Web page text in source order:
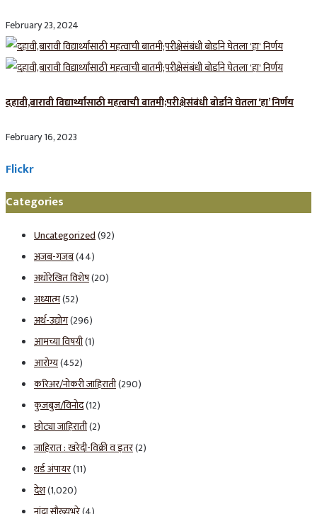
February 23, 2024
दहावी,बारावी विद्यार्थ्यांसाठी महत्वाची बातमी;परीक्षेसंबंधी बोर्डाने घेतला ‘हा’ निर्णय
February 16, 2023
Flickr
Categories
Uncategorized(92)
अजब-गजब(44)
अधोरेखित विशेष(20)
अध्यात्म(52)
अर्थ-उद्योग(296)
आमच्या विषयी(1)
आरोग्य(452)
करिअर/नोकरी जाहिराती(290)
कुजबुज/विनोद(12)
छोट्या जाहिराती(2)
जाहिरात : खरेदी-विक्री व इतर(2)
थर्ड अंपायर(11)
देश(1,020)